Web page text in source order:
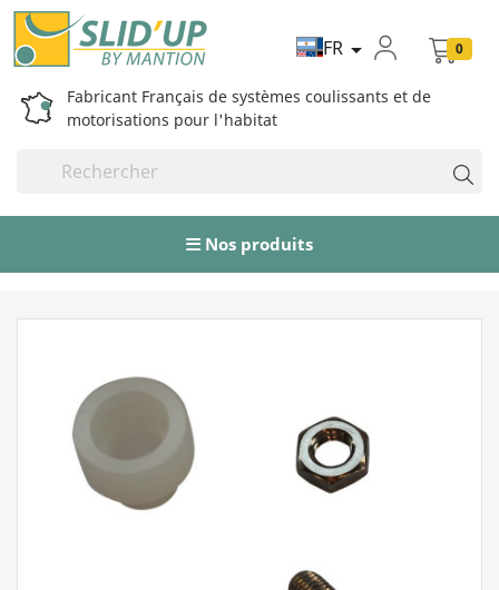
Fabricant Français de systèmes coulissants et de
motorisations pour l'habitat
FR  0
Nos produits